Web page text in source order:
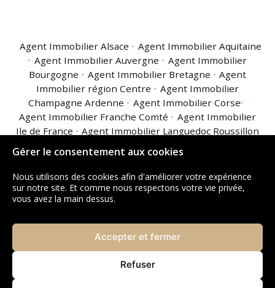
Gérer le consentement aux cookies
Nous utilisons des cookies afin d'améliorer votre expérience
sur notre site. Et comme nous respectons votre vie privée,
vous avez la main dessus.
Accepter et fermer
Refuser
Agent Immobilier Alsace
Agent Immobilier Aquitaine
Agent Immobilier Auvergne
Agent Immobilier
Bourgogne
Agent Immobilier Bretagne
Agent
Immobilier région Centre
Agent Immobilier
Champagne Ardenne
Agent Immobilier Corse
Agent Immobilier Franche Comté
Agent Immobilier
Ile de France
Agent Immobilier Languedoc Roussillon
Agent Immobilier Limousin
Agent Immobilier
Lorraine
Agent Immobilier Midi Pyrénées
Immobilier Nord Pas de Calais
Agent Immobilier
Basse Normandie
Agent Immobilier Haute
Normandie
Agent Immobilier Pays de la Loire
Agent Immobilier Provence Alpes Côte
Agent Immobilier Rhône Alpes
Immobilier Guadeloupe
Agent Immobilier Guyane
Agent Immobilier La Réunion